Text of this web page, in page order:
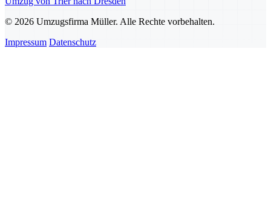
© 2026 Umzugsfirma Müller. Alle Rechte vorbehalten.
Impressum Datenschutz